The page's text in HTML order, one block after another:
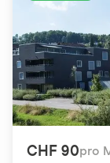
CHF 90pro